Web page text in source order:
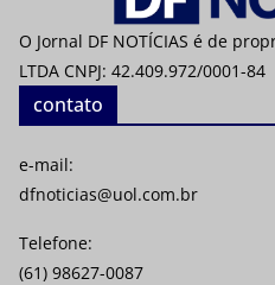
O Jornal DF NOTÍCIAS é de
LTDA CNPJ: 42.409.972/0001-84
contato
e-mail:
dfnoticias@uol.com.br
Telefone:
(61) 98627-0087